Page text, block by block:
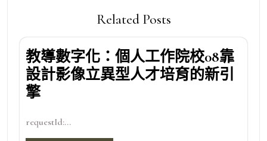
Related Posts
教導數字化：個人工作院校08靠
設計影像立異型人才培育的新引
擎
requestId:...